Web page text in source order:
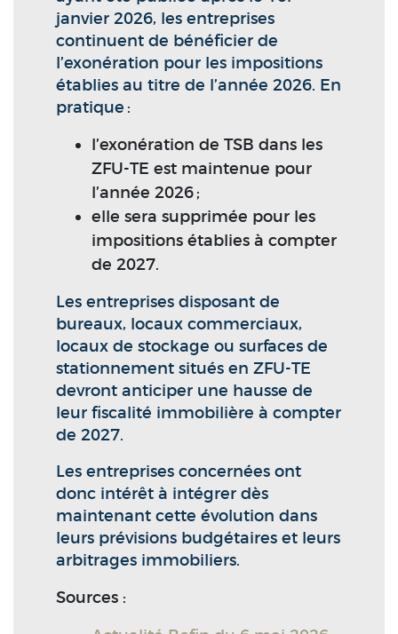
janvier 2026, les entreprises
continuent de bénéficier de
l’exonération pour les impositions
établies au titre de l’année 2026. En
pratique :
l’exonération de TSB dans les
ZFU-TE est maintenue pour
l’année 2026 ;
elle sera supprimée pour les
impositions établies à compter
de 2027.
Les entreprises disposant de
bureaux, locaux commerciaux,
locaux de stockage ou surfaces de
stationnement situés en ZFU-TE
devront anticiper une hausse de
leur fiscalité immobilière à compter
de 2027.
Les entreprises concernées ont
donc intérêt à intégrer dès
maintenant cette évolution dans
leurs prévisions budgétaires et leurs
arbitrages immobiliers.
Sources :